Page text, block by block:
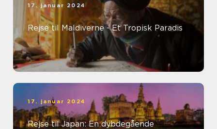
17. januar 2024
Rejse til Maldiverne - Et Tropisk Paradis
17. januar 2024
Rejse til Japan: En dybdegående